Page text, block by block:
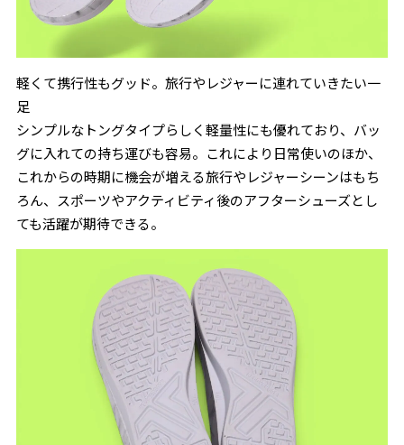
軽くて携行性もグッド。旅行やレジャーに連れていきたい一
足
シンプルなトングタイプらしく軽量性にも優れており、バッ
グに入れての持ち運びも容易。これにより日常使いのほか、
これからの時期に機会が増える旅行やレジャーシーンはもち
ろん、スポーツやアクティビティ後のアフターシューズとし
ても活躍が期待できる。